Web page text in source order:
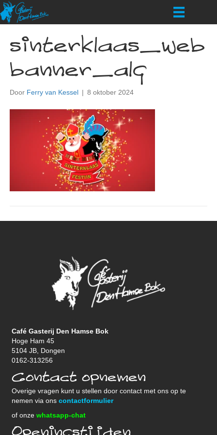
sinterklaas_web
banner_alg
Door Ferry van Kessel | 8 oktober 2024
Café Gasterij Den Hamse Bok
Hoge Ham 45
5104 JB, Dongen
0162-313256
Contact opnemen
Overige vragen kunt u stellen door contact met ons op te
nemen via ons contactformulier
of onze whatsapp-chat